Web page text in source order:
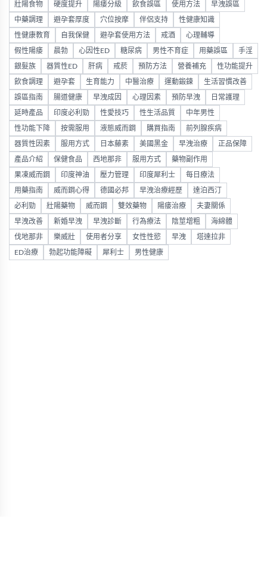
壯陽食物 硬度提升 陽痿分級 飲食誤區 使用方法 早洩誤區
中藥調理 避孕套厚度 穴位按摩 伴侶支持 性健康知識
性健康教育 自我保健 避孕套使用方法 戒酒 心理輔導
假性陽痿 晨勃 心因性ED 糖尿病 男性不育症 用藥誤區 手淫
銀髮族 器質性ED 肝病 戒菸 預防方法 營養補充 性功能提升
飲食調理 避孕套 生育能力 中醫治療 運動鍛鍊 生活習慣改善
誤區指南 腸道健康 早洩成因 心理因素 預防早洩 日常護理
延時產品 印度必利勁 性愛技巧 性生活品質 中年男性
性功能下降 按需服用 液態威而鋼 購買指南 前列腺疾病
器質性因素 服用方式 日本藤素 美國黑金 早洩治療 正品保障
產品介紹 保健食品 西地那非 服用方式 藥物副作用
果凍威而鋼 印度神油 壓力管理 印度犀利士 每日療法
用藥指南 威而鋼心得 德國必邦 早洩治療經歷 達泊西汀
必利勁 壯陽藥物 威而鋼 雙效藥物 陽痿治療 夫妻關係
早洩改善 新婚早洩 早洩診斷 行為療法 陰莖增粗 海綿體
伐地那非 樂威壯 使用者分享 女性性慾 早洩 塔達拉非
ED治療 勃起功能障礙 犀利士 男性健康